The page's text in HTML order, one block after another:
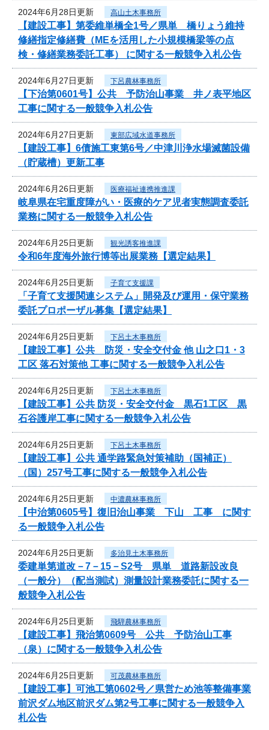
2024年6月28日更新 高山土木事務所
【建設工事】第委維単橋全1号／県単 橋りょう維持
修繕指定修繕費（MEを活用した小規模橋梁等の点
検・修繕業務委託工事） に関する一般競争入札公告
2024年6月27日更新 下呂農林事務所
【下治第0601号】公共 予防治山事業 井ノ表平地区
工事に関する一般競争入札公告
2024年6月27日更新 東部広域水道事務所
【建設工事】6債施工東第6号／中津川浄水場滅菌設備
（貯蔵槽）更新工事
2024年6月26日更新 医療福祉連携推進課
岐阜県在宅重度障がい・医療的ケア児者実態調査委託
業務に関する一般競争入札公告
2024年6月25日更新 観光誘客推進課
令和6年度海外旅行博等出展業務【選定結果】
2024年6月25日更新 子育て支援課
「子育て支援関連システム」開発及び運用・保守業務
委託プロポーザル募集【選定結果】
2024年6月25日更新 下呂土木事務所
【建設工事】公共 防災・安全交付金 他 山之口1・3
工区 落石対策他 工事に関する一般競争入札公告
2024年6月25日更新 下呂土木事務所
【建設工事】公共 防災・安全交付金 黒石1工区 黒
石谷護岸工事に関する一般競争入札公告
2024年6月25日更新 下呂土木事務所
【建設工事】公共 通学路緊急対策補助（国補正）
（国）257号工事に関する一般競争入札公告
2024年6月25日更新 中濃農林事務所
【中治第0605号】復旧治山事業 下山 工事 に関す
る一般競争入札公告
2024年6月25日更新 多治見土木事務所
委建単第道改－7－15－S2号 県単 道路新設改良
（一般分）（配当測試）測量設計業務委託に関する一
般競争入札公告
2024年6月25日更新 飛騨農林事務所
【建設工事】飛治第0609号 公共 予防治山工事
（泉）に関する一般競争入札公告
2024年6月25日更新 可茂農林事務所
【建設工事】可池工第0602号／県営ため池等整備事業
前沢ダム地区前沢ダム第2号工事に関する一般競争入
札公告